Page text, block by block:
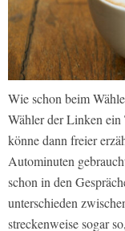
Wie schon beim
Wähler der Linken ein
könne dann freier
Autominuten
schon in den
unterschieden
streckenweise sogar